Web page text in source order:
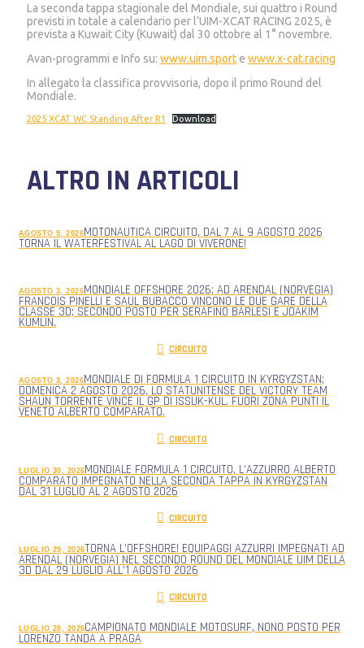
La seconda tappa stagionale del Mondiale, sui quattro i Round
previsti in totale a calendario per l’UIM-XCAT RACING 2025, è
prevista a Kuwait City (Kuwait) dal 30 ottobre al 1° novembre.
Avan-programmi e Info su: www.uim.sporte www.x-cat.racing
In allegato la classifica provvisoria, dopo il primo Round del
Mondiale.
2025 XCAT WC Standing After R1 Download
ALTRO IN ARTICOLI
AGOSTO 5, 2026MOTONAUTICA CIRCUITO, DAL 7 AL 9 AGOSTO 2026
TORNA IL WATERFESTIVAL AL LAGO DI VIVERONE!
AGOSTO 3, 2026MONDIALE OFFSHORE 2026: AD ARENDAL (NORVEGIA)
FRANCOIS PINELLI E SAUL BUBACCO VINCONO LE DUE GARE DELLA
CLASSE 3D; SECONDO POSTO PER SERAFINO BARLESI E JOAKIM
KUMLIN.
CIRCUITO
AGOSTO 3, 2026MONDIALE DI FORMULA 1 CIRCUITO IN KYRGYZSTAN;
DOMENICA 2 AGOSTO 2026, LO STATUNITENSE DEL VICTORY TEAM
SHAUN TORRENTE VINCE IL GP DI ISSUK-KUL. FUORI ZONA PUNTI IL
VENETO ALBERTO COMPARATO.
CIRCUITO
LUGLIO 30, 2026MONDIALE FORMULA 1 CIRCUITO, L’AZZURRO ALBERTO
COMPARATO IMPEGNATO NELLA SECONDA TAPPA IN KYRGYZSTAN
DAL 31 LUGLIO AL 2 AGOSTO 2026
CIRCUITO
LUGLIO 29, 2026TORNA L’OFFSHORE! EQUIPAGGI AZZURRI IMPEGNATI AD
ARENDAL (NORVEGIA) NEL SECONDO ROUND DEL MONDIALE UIM DELLA
3D DAL 29 LUGLIO ALL’1 AGOSTO 2026
CIRCUITO
LUGLIO 28, 2026CAMPIONATO MONDIALE MOTOSURF, NONO POSTO PER
LORENZO TANDA A PRAGA